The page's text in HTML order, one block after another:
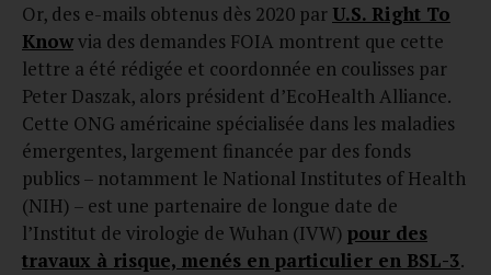
Or, des e-mails obtenus dès 2020 par U.S. Right To
Knowvia des demandes FOIA montrent que cette
lettre a été rédigée et coordonnée en coulisses par
Peter Daszak, alors président d’EcoHealth Alliance.
Cette ONG américaine spécialisée dans les maladies
émergentes, largement financée par des fonds
publics – notamment le National Institutes of Health
(NIH) – est une partenaire de longue date de
l’Institut de virologie de Wuhan (IVW) pour des
travaux à risque, menés en particulier en BSL-3.